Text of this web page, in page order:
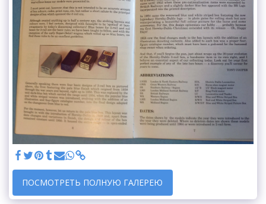
ПОСМОТРЕТЬ ПОЛНУЮ ГАЛЕРЕЮ